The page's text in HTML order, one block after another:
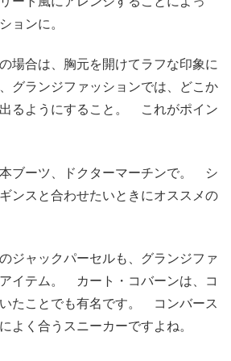
ョンに。
場合は、胸元を開けてラフな印象に
グランジファッションでは、どこか
るようにすること。 これがポイン
ブーツ、ドクターマーチンで。 シ
ンスと合わせたいときにオススメの
ジャックパーセルも、グランジファ
イテム。 カート・コバーンは、コ
たことでも有名です。 コンバース
よく合うスニーカーですよね。